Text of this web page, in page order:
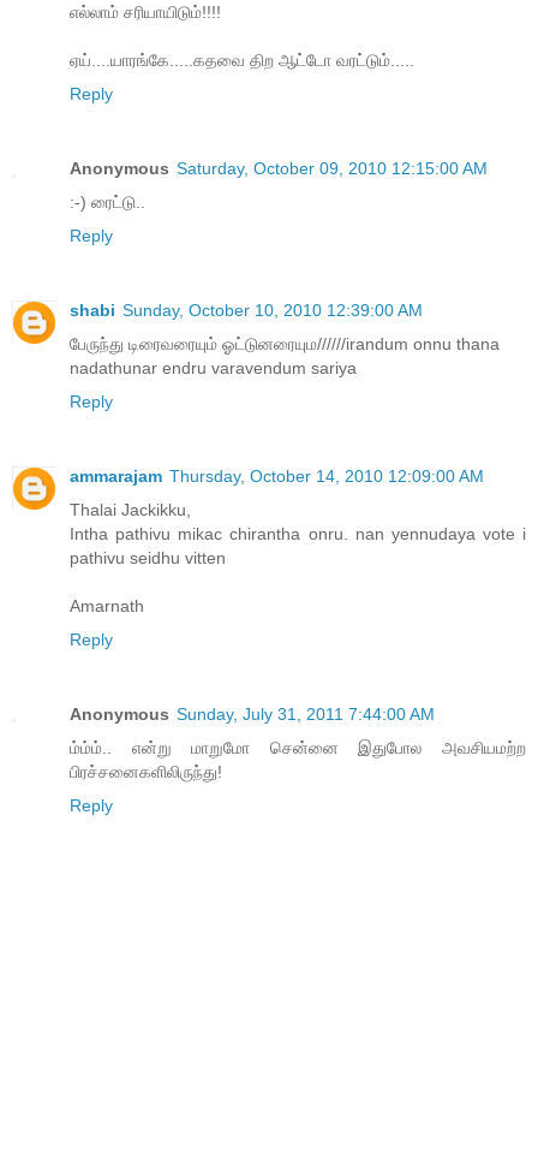
எல்லாம் சரியாயிடும்!!!!
ஏய்....யாரங்கே.....கதவை திற ஆட்டோ வரட்டும்.....
Reply
Anonymous Saturday, October 09, 2010 12:15:00 AM
:-) ரைட்டு..
Reply
shabi Sunday, October 10, 2010 12:39:00 AM
பேருந்து டிரைவரையும் ஓட்டுனரையும//////irandum onnu thana
nadathunar endru varavendum sariya
Reply
ammarajam Thursday, October 14, 2010 12:09:00 AM
Thalai Jackikku,
Intha pathivu mikac chirantha onru. nan yennudaya vote i
pathivu seidhu vitten
Amarnath
Reply
Anonymous Sunday, July 31, 2011 7:44:00 AM
ம்ம்ம்.. என்று மாறுமோ சென்னை இதுபோல அவசியமற்ற
பிரச்சனைகளிலிருந்து!
Reply